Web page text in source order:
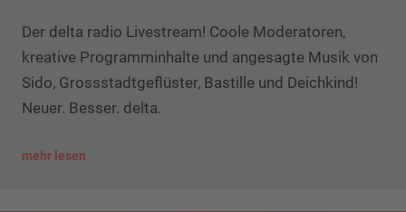
Der delta radio Livestream! Coole Moderatoren,
kreative Programminhalte und angesagte Musik von
Sido, Grossstadtgeflüster, Bastille und Deichkind!
Neuer. Besser. delta.
mehr lesen